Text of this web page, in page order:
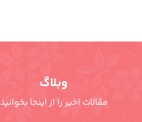
وبلاگ
مقالات اخیر را از اینجا بخوانید